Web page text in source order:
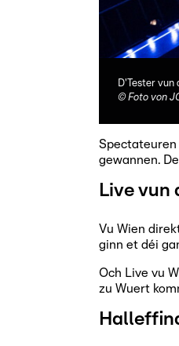
D'Tester vun
© Foto von
Spectateuren
gewannen.
Live vun
Vu Wien
ginn et déi
Och Live vu
zu Wuert